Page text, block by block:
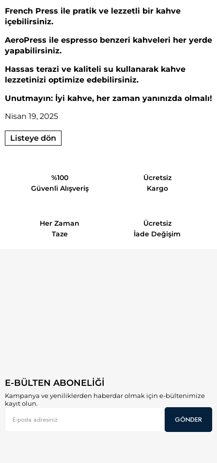
French Press ile pratik ve lezzetli bir kahve
içebilirsiniz.
AeroPress ile espresso benzeri kahveleri her yerde
yapabilirsiniz.
Hassas terazi ve kaliteli su kullanarak kahve
lezzetinizi optimize edebilirsiniz.
Unutmayın: İyi kahve, her zaman yanınızda olmalı!
Nisan 19, 2025
Listeye dön
%100
Güvenli Alışveriş
Ücretsiz
Kargo
Her Zaman
Taze
Ücretsiz
İade Değişim
E-BÜLTEN ABONELİĞİ
Kampanya ve yeniliklerden haberdar olmak için e-bültenimize
kayıt olun.
GÖNDER